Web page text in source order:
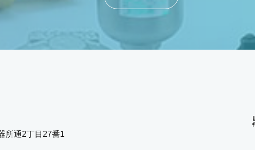
所通2丁目27番1